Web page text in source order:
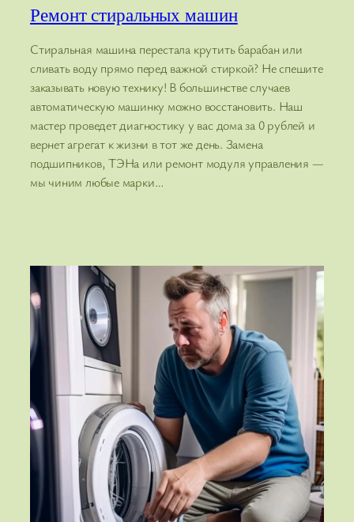
Ремонт стиральных машин
Стиральная машина перестала крутить барабан или
сливать воду прямо перед важной стиркой? Не спешите
заказывать новую технику! В большинстве случаев
автоматическую машинку можно восстановить. Наш
мастер проведет диагностику у вас дома за 0 рублей и
вернет агрегат к жизни в тот же день. Замена
подшипников, ТЭНа или ремонт модуля управления —
мы чиним любые марки…